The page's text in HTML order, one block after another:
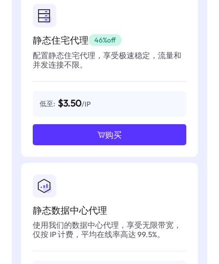
静态住宅代理 46%off
配置静态住宅代理，享受极速稳定，流量和
并发连接不限。
低至: $3.50/IP
购买
静态数据中心代理
使用我们的数据中心代理，享受无限带宽，
仅按 IP 计费，平均在线率高达 99.5%。